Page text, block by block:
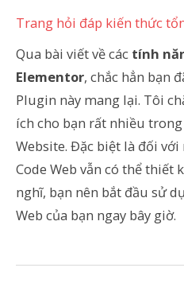
Trang hỏi đáp kiến thức
Qua bài viết về các tính
Elementor, chắc hẳn bạn
Plugin này mang lại. Tôi
ích cho bạn rất nhiều
Website. Đặc biệt là đối
Code Web vẫn có thể thiết
nghĩ, bạn nên bắt đầu sử
Web của bạn ngay bây giờ.